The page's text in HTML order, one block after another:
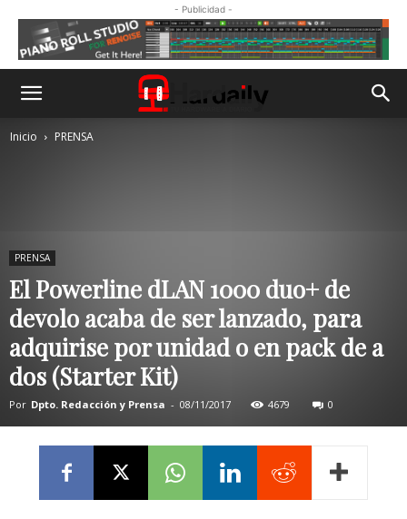
- Publicidad -
Inicio PRENSA
PRENSA
El Powerline dLAN 1000 duo+ de
devolo acaba de ser lanzado, para
adquirise por unidad o en pack de a
dos (Starter Kit)
Por Dpto. Redacción y Prensa - 08/11/2017 4679 0